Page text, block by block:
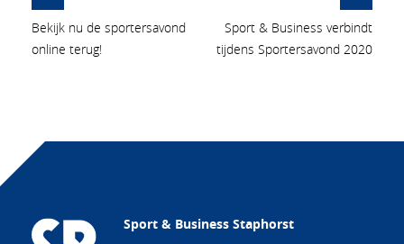
Bekijk nu de sportersavond
online terug!
Sport & Business verbindt
tijdens Sportersavond 2020
Sport & Business Staphorst